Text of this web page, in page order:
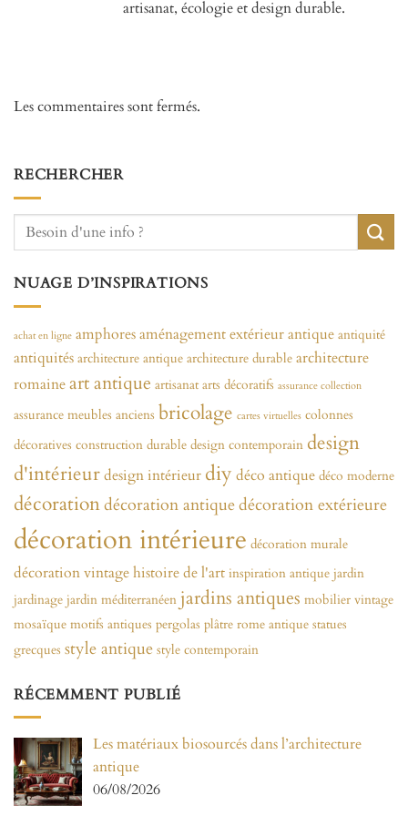
artisanat, écologie et design durable.
Les commentaires sont fermés.
RECHERCHER
NUAGE D’INSPIRATIONS
achat en ligne amphoresaménagement extérieurantique antiquité
antiquités architecture antique architecture durable architecture
romaineart antique artisanat arts décoratifs assurance collection
assurance meubles anciens bricolage cartes virtuelles colonnes
décoratives construction durable design contemporain design
d'intérieurdesign intérieur diy déco antique déco moderne
décorationdécoration antiquedécoration extérieure
décoration intérieure décoration murale
décoration vintagehistoire de l'art inspiration antique jardin
jardinage jardin méditerranéen jardins antiques mobilier vintage
mosaïque motifs antiques pergolas plâtre rome antique statues
grecques style antique style contemporain
RÉCEMMENT PUBLIÉ
Les matériaux biosourcés dans l’architecture
antique
06/08/2026